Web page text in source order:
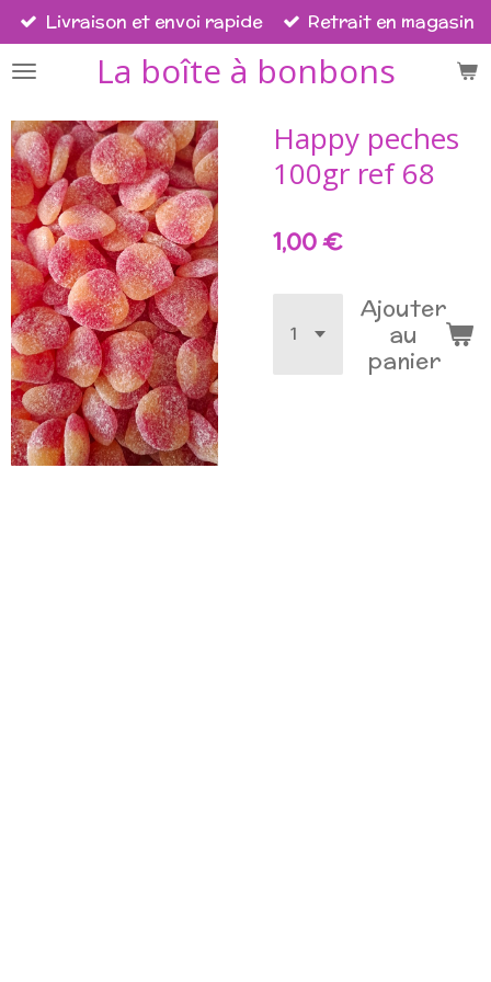
Passer
au
contenu
La boîte à bonbons
Livraison et envoi rapide Retrait en magasin
Happy peches
100gr ref 68
1,00 €
Ajouter
au
panier